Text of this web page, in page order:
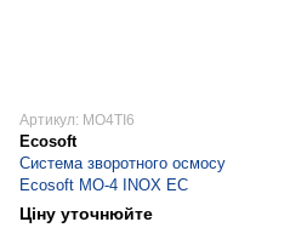
Артикул: MO4TI6
Ecosoft
Система зворотного осмосу
Ecosoft МО-4 INOX EC
Ціну уточнюйте